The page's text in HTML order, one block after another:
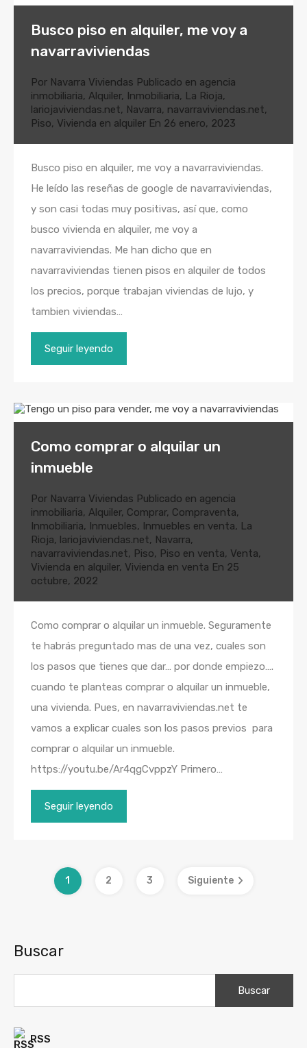
Busco piso en alquiler, me voy a
navarraviviendas
Por Navarra Viviendas Publicado en agencia
inmobiliaria, Alquiler, Inmobiliaria, La Rioja,
lariojaviviendas.net, Navarra, navarraviviendas.net,
Piso, Vivienda en alquiler En 26 enero, 2023
Busco piso en alquiler, me voy a navarraviviendas.
He leído las reseñas de google de navarraviviendas,
y son casi todas muy positivas, así que, como
busco vivienda en alquiler, me voy a
navarraviviendas. Me han dicho que en
navarraviviendas tienen pisos en alquiler de todos
los precios, porque trabajan viviendas de lujo, y
tambien viviendas…
Seguir leyendo
Como comprar o alquilar un
inmueble
Por Navarra Viviendas Publicado en agencia
inmobiliaria, Alquiler, Comprar, Compraventa,
Inmobiliaria, Inmuebles, Inmuebles en venta, La
Rioja, lariojaviviendas.net, Navarra,
navarraviviendas.net, Piso, Piso en venta, Venta,
Vivienda en alquiler, Vivienda en venta En 25
octubre, 2022
Como comprar o alquilar un inmueble. Seguramente
te habrás preguntado mas de una vez, cuales son
los pasos que tienes que dar… por donde empiezo….
cuando te planteas comprar o alquilar un inmueble,
una vivienda. Pues, en navarraviviendas.net te
vamos a explicar cuales son los pasos previos para
comprar o alquilar un inmueble.
https://youtu.be/Ar4qgCvppzY Primero…
Seguir leyendo
1 2 3 Siguiente
Buscar
RSS